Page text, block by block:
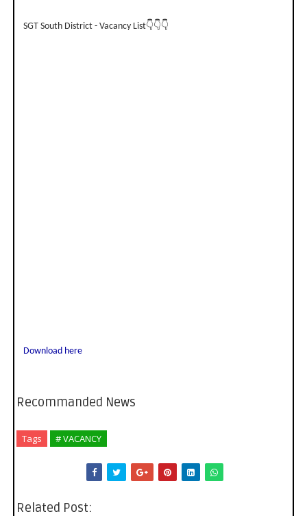
SGT South District - Vacancy List👇👇👇
Download here
Recommanded News
Tags # VACANCY
Related Post: